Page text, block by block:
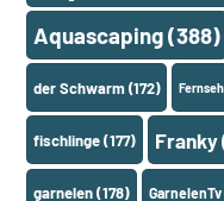
Aquascaping(388)
der Schwarm(172)
fischlinge(177) Franky
garnelen(178) GarnelenTv